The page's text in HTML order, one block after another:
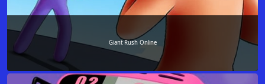
Giant Rush Online